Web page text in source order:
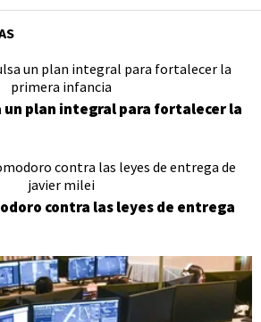
un plan integral para fortalecer la
contra las leyes de entrega